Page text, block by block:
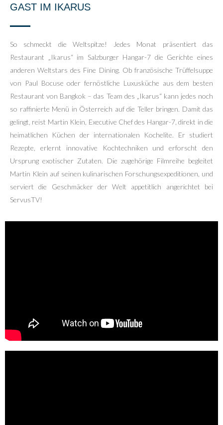
GAST IM IKARUS
So schmeckt die Weltspitze! Jedes Monat präsentiert das
Restaurant „Ikarus“ im Salzburger Hangar-7 die Gerichte eines
anderen Weltstars des Fine Dining. Ob französische Trüffelsuppe
von Paul Bocuse oder fernöstliche Luxusküche aus dem besten
Restaurant von Bangkok – das Team des „Ikarus“ kann jedes noch
so raffinierte Menü in Österreich auf die Teller bringen. Damit das
gelingt, reist Martin Klein, Executive Chef des Hangar-7, direkt in die
heimatlichen Küchen der internationalen Kochelite. Er studiert
Rezepte, erlernt innovative Kochtechniken und erforscht den
Ursprung exotischer Zutaten. Die zugehörige Filmreihe begleitet
Martin Klein auf seinen kulinarischen Forschungsexpeditionen, und
serviert die Geschmäcker der Welt appetitlich angerichtet bei
ServusTV!